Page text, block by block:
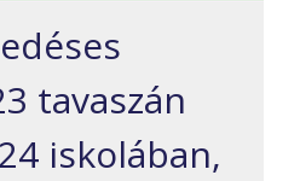
tavaszán
iskolában,